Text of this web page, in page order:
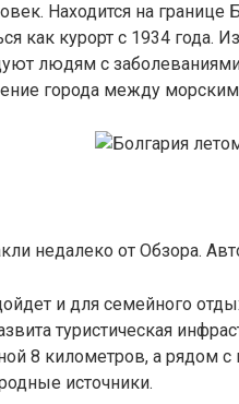
Находится на границе
как курорт с 1934 года.
людям с
города между
недалеко от Обзора.
и для семейного
туристическая
8 километров, а рядом
источники.